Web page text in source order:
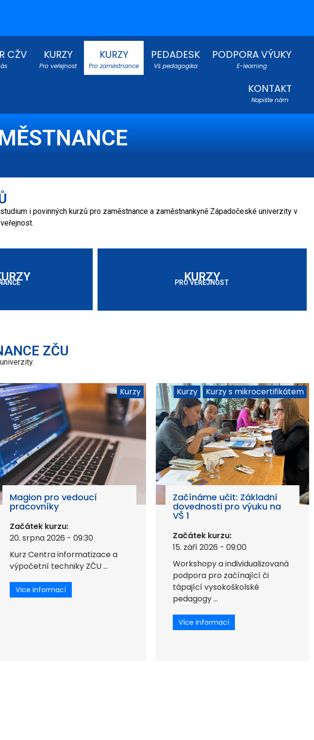
CŽV KURZY
Pro veřejnost
KURZY
Pro zaměstnance
PEDADESK
Vš pedagogika
PODPORA VÝUKY
E-learning
KONTAKT
Napište nám
i povinných kurzů pro zaměstnance a zaměstnankyně Západočeské univerzity v
KURZY
PRO VEŘEJNOST
ZČU
Kurzy
Magion pro vedoucí
pracovníky
Začátek kurzu:
20. srpna 2026 - 09:30
Kurz Centra informatizace a
výpočetní techniky ZČU ...
Více informací
Kurzy Kurzy s mikrocertifikátem
Začínáme učit: Základní
dovednosti pro výuku na
VŠ 1
Začátek kurzu:
15. září 2026 - 09:00
Workshopy a individualizovaná
podpora pro začínající či
tápající vysokoškolské
pedagogy ...
Více informací